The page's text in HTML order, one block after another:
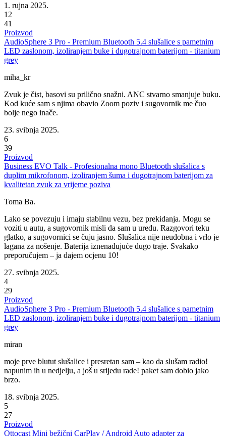
1. rujna 2025.
12
41
Proizvod
AudioSphere 3 Pro - Premium Bluetooth 5.4 slušalice s pametnim
LED zaslonom, izoliranjem buke i dugotrajnom baterijom - titanium
grey
miha_kr
Zvuk je čist, basovi su prilično snažni. ANC stvarno smanjuje buku.
Kod kuće sam s njima obavio Zoom poziv i sugovornik me čuo
bolje nego inače.
23. svibnja 2025.
6
39
Proizvod
Business EVO Talk - Profesionalna mono Bluetooth slušalica s
duplim mikrofonom, izoliranjem šuma i dugotrajnom baterijom za
kvalitetan zvuk za vrijeme poziva
Toma Ba.
Lako se povezuju i imaju stabilnu vezu, bez prekidanja. Mogu se
voziti u autu, a sugovornik misli da sam u uredu. Razgovori teku
glatko, a sugovornici se čuju jasno. Slušalica nije neudobna i vrlo je
lagana za nošenje. Baterija iznenađujuće dugo traje. Svakako
preporučujem – ja dajem ocjenu 10!
27. svibnja 2025.
4
29
Proizvod
AudioSphere 3 Pro - Premium Bluetooth 5.4 slušalice s pametnim
LED zaslonom, izoliranjem buke i dugotrajnom baterijom - titanium
grey
miran
moje prve blutut slušalice i presretan sam – kao da slušam radio!
napunim ih u nedjelju, a još u srijedu rade! paket sam dobio jako
brzo.
18. svibnja 2025.
5
27
Proizvod
Ottocast Mini bežični CarPlay / Android Auto adapter za